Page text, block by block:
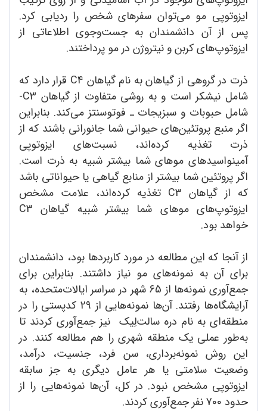
ایزوتوپی مو می‌توان سفرهای شخص را ردیابی کرد.
پس از آن دانشمندان به جست‌وجوی اطلاعاتی از
ایزوتوپ‌های کربن و نیتروژن در مو پرداختند.
ذرت در گروهی از گیاهان به نام گیاهان C4 قرار دارد که
شامل نیشکر است و به روشی متفاوت از گیاهان C3-
شامل حبوبات و سبزیجات ـ فوتوسنتز می‌کند. بنابراین
اگر منبع پروتئین‌های حیوانی شما جانورانی باشند که از
ذرت تغذیه ‌کرده‌اند، نسبت‌های ایزوتوپی
آمینواسیدهای موهای شما بیشتر شبیه به ذرت است.
اگر پروتئین شما بیشتر از منابع گیاهی یا حیواناتی باشد
که از گیاهان C3 تغذیه کرده‌اند، علامت مشخص
ایزوتوپ‌های موهای شما بیشتر شبیه گیاهان C3
خواهد بود.
از آنجا که این مطالعه در مورد کاربردها بود، دانشمندان
برای آن به نمونه‌های مو نیاز داشتند. بنابراین برای
جمع‌آوری نمونه‌ها از 65 شهر در سراسر ایالات‌متحده، به
آرایشگاه‌ها رفتند. آن‌ها نمونه‌هایی از 29 کدپستی را در
منطقه‌ای به نام دره سالت‌لِیک نیز جمع‌آوری کردند تا
به‌طور عملی یک منطقه شهری را هم مطالعه کنند. در
این روش نمونه‌برداری، سن فرد، جنسیت، درآمد،
وضعیت سلامتی یا هر عامل دیگری به جز سابقه
ایزوتوپی مشخص نبود. در کل، آن‌ها نمونه‌هایی را از
حدود 700 نفر جمع‌آوری کردند.